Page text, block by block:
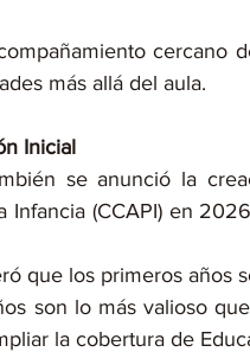
cercano
más allá del aula.
Inicial
se anunció la
Infancia (CCAPI) en
que los primeros años
son lo más valioso
la cobertura de